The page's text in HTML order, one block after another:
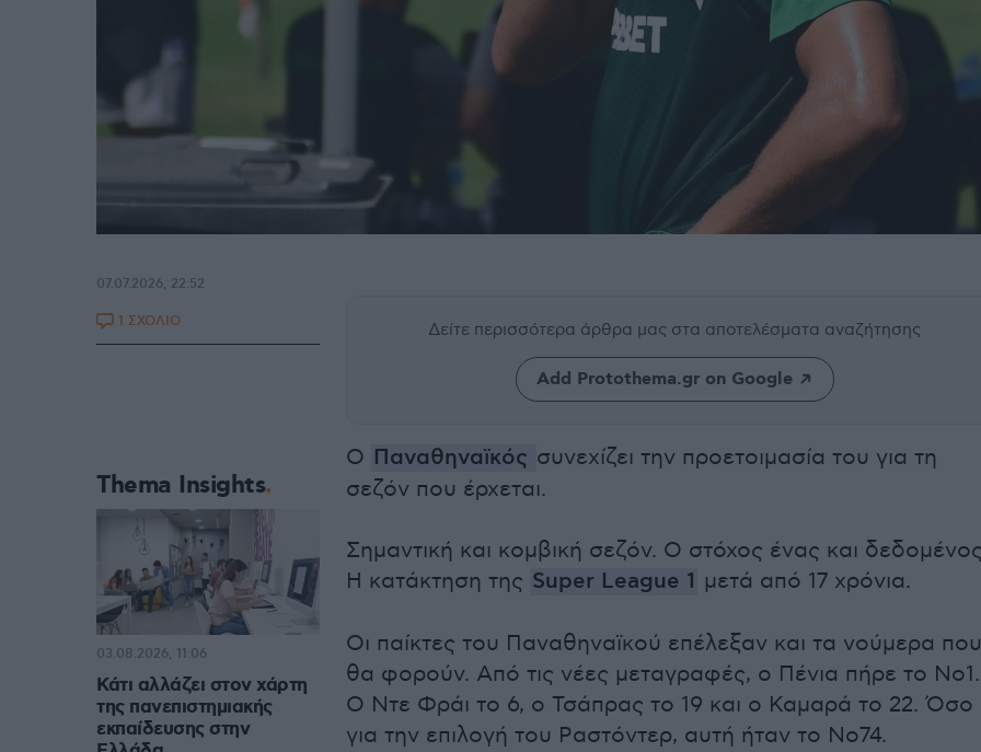
Δείτε περισσότερα άρθρα μας στα αποτελέσματα αναζήτησης
Add Protothema.gr on Google
Ο Παναθηναϊκός συνεχίζει την προετοιμασία του για τη
σεζόν που έρχεται.
Σημαντική και κομβική σεζόν. Ο στόχος ένας και
Η κατάκτηση της Super League 1 μετά από 17 χρόνια.
Οι παίκτες του Παναθηναϊκού επέλεξαν και τα νούμερα που
θα φορούν. Από τις νέες μεταγραφές, ο Πένια πήρε το Νο1.
Ο Ντε Φράι το 6, ο Τσάπρας το 19 και ο Καμαρά το 22. Όσο
για την επιλογή του Ραστόντερ, αυτή ήταν το No74.
07.07.2026, 22:52
1 ΣΧΟΛΙΟ
Thema Insights
Κάτι αλλάζει στον χάρτη
της πανεπιστημιακής
εκπαίδευσης στην
03.08.2026, 11:06